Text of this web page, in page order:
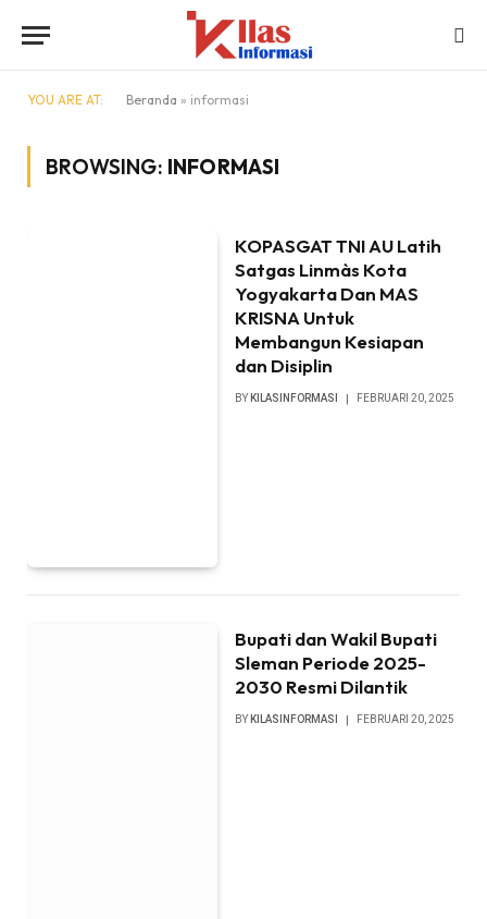
YOU ARE AT: Beranda » informasi
BROWSING: INFORMASI
KOPASGAT TNI AU Latih
Satgas Linmàs Kota
Yogyakarta Dan MAS
KRISNA Untuk
Membangun Kesiapan
dan Disiplin
BY KILASINFORMASI FEBRUARI 20, 2025
Bupati dan Wakil Bupati
Sleman Periode 2025-
2030 Resmi Dilantik
BY KILASINFORMASI FEBRUARI 20, 2025